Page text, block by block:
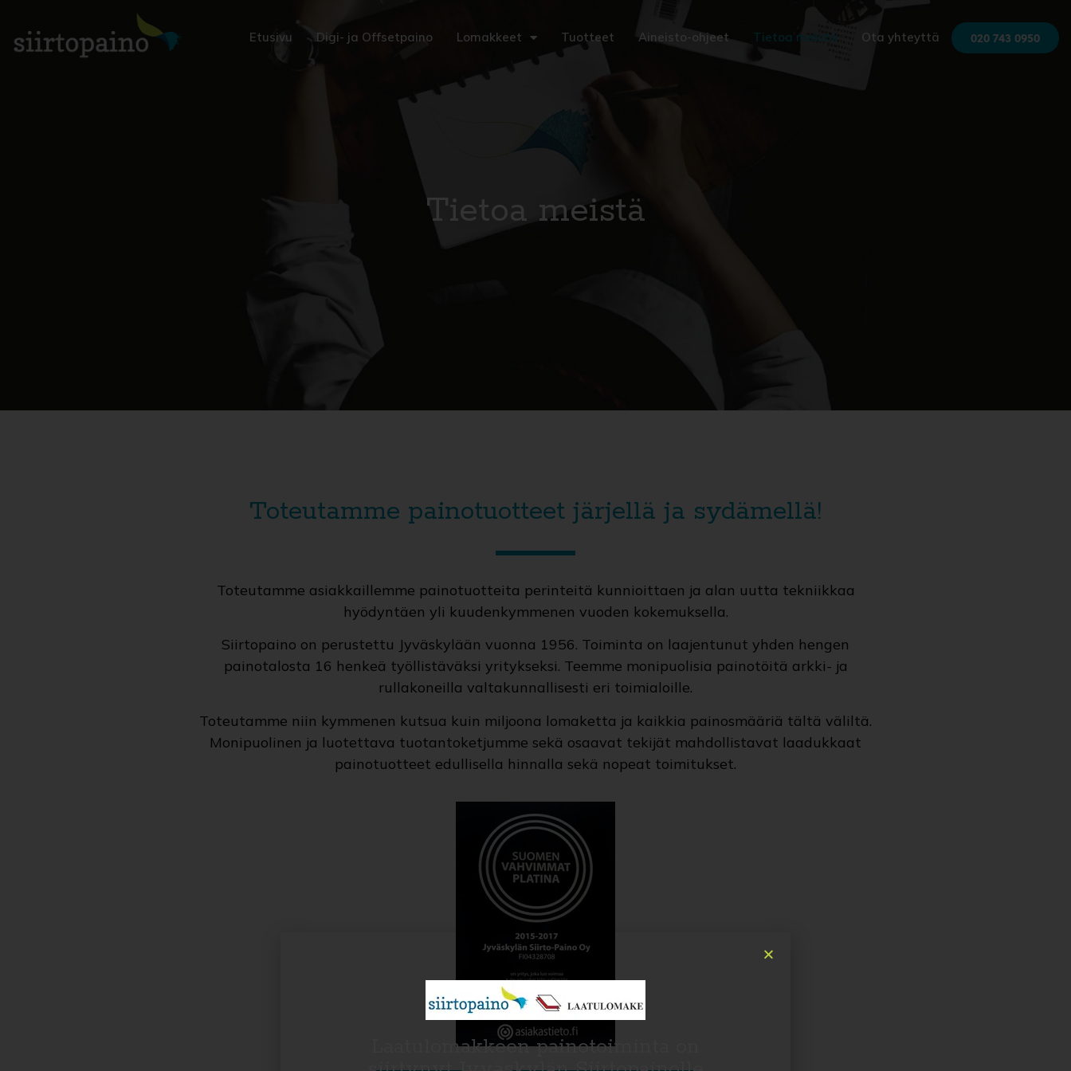
Etusivu Digi- ja Offsetpaino Lomakkeet Tuotteet Aineisto-ohjeet Tietoa meistä Ota yhteyttä 020 743 0950
Tietoa meistä
Toteutamme painotuotteet järjellä ja sydämellä!
Toteutamme asiakkaillemme painotuotteita perinteitä kunnioittaen ja alan uutta tekniikkaa
hyödyntäen yli kuudenkymmenen vuoden kokemuksella.
Siirtopaino on perustettu Jyväskylään vuonna 1956. Toiminta on laajentunut yhden hengen
painotalosta 16 henkeä työllistäväksi yritykseksi. Teemme monipuolisia painotöitä arkki- ja
rullakoneilla valtakunnallisesti eri toimialoille.
Toteutamme niin kymmenen kutsua kuin miljoona lomaketta ja kaikkia painosmääriä tältä väliltä.
Monipuolinen ja luotettava tuotantoketjumme sekä osaavat tekijät mahdollistavat laadukkaat
painotuotteet edullisella hinnalla sekä nopeat toimitukset.
Laatulomakkeen painotoiminta on